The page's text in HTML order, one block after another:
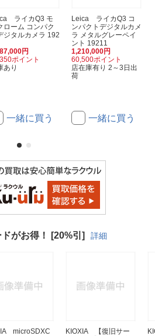
ライカQ3 モ
ローム コンパク
ジタルカメラ 192
円
ポイント
あり
一緒に買う
Leica ライカQ3 コ
ンパクトデジタルカメ
ラ メタルグレーペイ
ント 19211
1,210,000円
60,500ポイント
店在庫有り 2～3日出
荷
一緒に買う
がお得！ [20%引] 詳細
microSDXC
KIOXIA 【復旧サー